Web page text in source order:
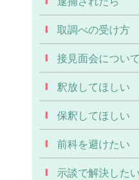
取調べの受け方
接見面会について
釈放してほしい
保釈してほしい
前科を避けたい
示談で解決したい